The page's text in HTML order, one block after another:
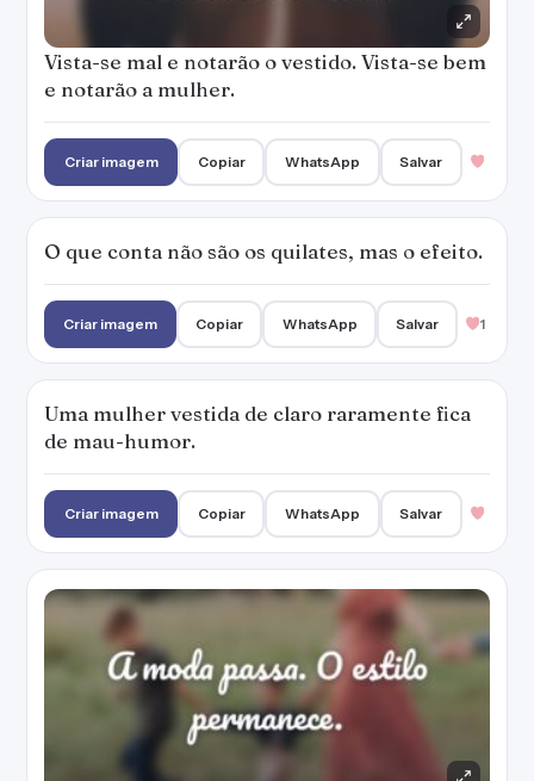
Vista-se mal e notarão o vestido. Vista-se bem
e notarão a mulher.
Criar imagem Copiar WhatsApp Salvar
O que conta não são os quilates, mas o efeito.
Criar imagem Copiar WhatsApp Salvar 1
Uma mulher vestida de claro raramente fica
de mau-humor.
Criar imagem Copiar WhatsApp Salvar